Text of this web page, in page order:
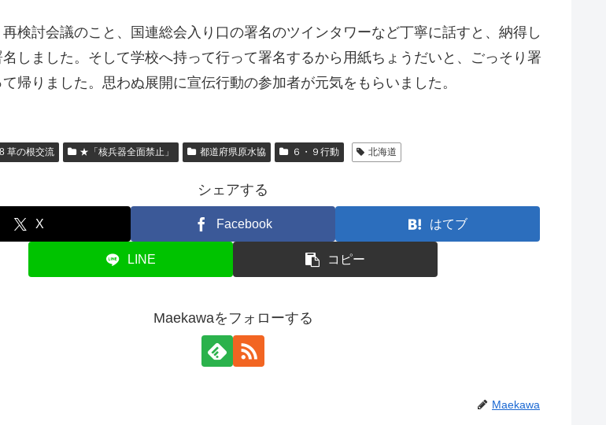
検討会議のこと、国連総会入り口の署名のツインタワーなど丁寧に話すと、納得し
しました。そして学校へ持って行って署名するから用紙ちょうだいと、ごっそり署
帰りました。思わぬ展開に宣伝行動の参加者が元気をもらいました。
草の根交流 ★「核兵器全面禁止」 都道府県原水協 ６・９行動 北海道
シェアする
X Facebook はてブ
LINE コピー
Maekawaをフォローする
Maekawa